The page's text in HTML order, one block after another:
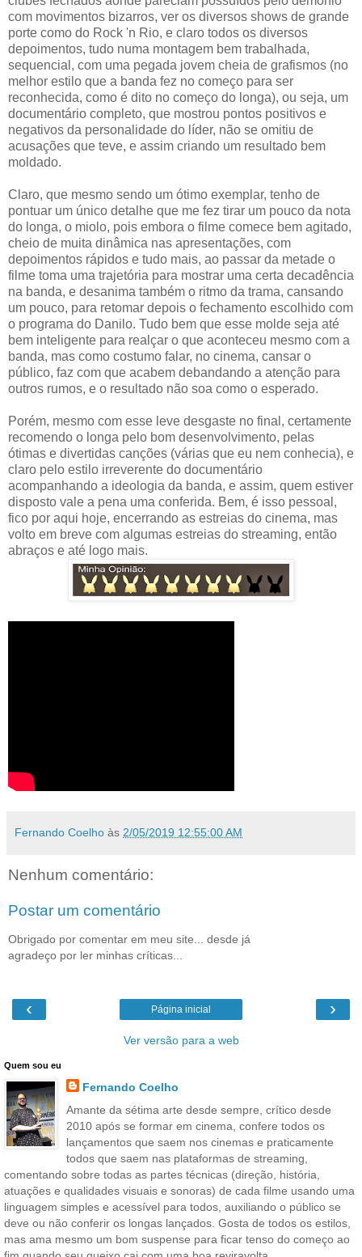
com movimentos bizarros, ver os diversos shows de grande
porte como do Rock 'n Rio, e claro todos os diversos
depoimentos, tudo numa montagem bem trabalhada,
sequencial, com uma pegada jovem cheia de grafismos (no
melhor estilo que a banda fez no começo para ser
reconhecida, como é dito no começo do longa), ou seja, um
documentário completo, que mostrou pontos positivos e
negativos da personalidade do líder, não se omitiu de
acusações que teve, e assim criando um resultado bem
moldado.
Claro, que mesmo sendo um ótimo exemplar, tenho de
pontuar um único detalhe que me fez tirar um pouco da nota
do longa, o miolo, pois embora o filme comece bem agitado,
cheio de muita dinâmica nas apresentações, com
depoimentos rápidos e tudo mais, ao passar da metade o
filme toma uma trajetória para mostrar uma certa decadência
na banda, e desanima também o ritmo da trama, cansando
um pouco, para retomar depois o fechamento escolhido com
o programa do Danilo. Tudo bem que esse molde seja até
bem inteligente para realçar o que aconteceu mesmo com a
banda, mas como costumo falar, no cinema, cansar o
público, faz com que acabem debandando a atenção para
outros rumos, e o resultado não soa como o esperado.
Porém, mesmo com esse leve desgaste no final, certamente
recomendo o longa pelo bom desenvolvimento, pelas
ótimas e divertidas canções (várias que eu nem conhecia), e
claro pelo estilo irreverente do documentário
acompanhando a ideologia da banda, e assim, quem estiver
disposto vale a pena uma conferida. Bem, é isso pessoal,
fico por aqui hoje, encerrando as estreias do cinema, mas
volto em breve com algumas estreias do streaming, então
abraços e até logo mais.
Fernando Coelho às 2/05/2019 12:55:00 AM
Nenhum comentário:
Postar um comentário
Obrigado por comentar em meu site... desde já
agradeço por ler minhas críticas...
‹ ›
Página inicial
Ver versão para a web
Quem sou eu
Fernando Coelho
Amante da sétima arte desde sempre, crítico desde
2010 após se formar em cinema, confere todos os
lançamentos que saem nos cinemas e praticamente
todos que saem nas plataformas de streaming,
comentando sobre todas as partes técnicas (direção, história,
atuações e qualidades visuais e sonoras) de cada filme usando uma
linguagem simples e acessível para todos, auxiliando o público se
deve ou não conferir os longas lançados. Gosta de todos os estilos,
mas ama mesmo um bom suspense para ficar tenso do começo ao